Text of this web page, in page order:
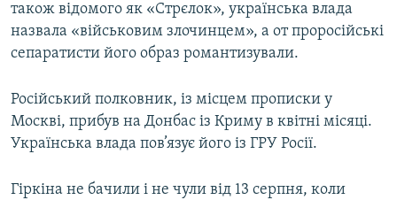
також відомого як «Стрєлок», українська влада
назвала «військовим злочинцем», а от проросійські
сепаратисти його образ романтизували.
Російський полковник, із місцем прописки у
Москві, прибув на Донбас із Криму в квітні місяці.
Українська влада пов’язує його із ГРУ Росії.
Гіркіна не бачили і не чули від 13 серпня, коли